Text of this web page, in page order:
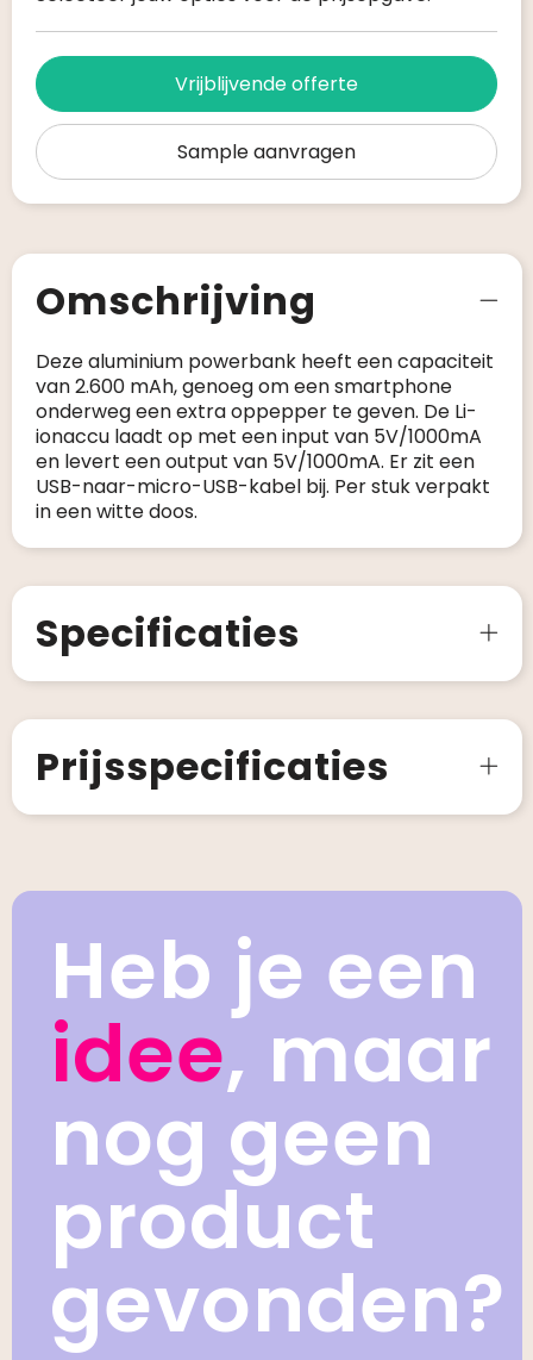
Vrijblijvende offerte
Sample aanvragen
Omschrijving
Deze aluminium powerbank heeft een capaciteit
van 2.600 mAh, genoeg om een smartphone
onderweg een extra oppepper te geven. De Li-
ionaccu laadt op met een input van 5V/1000mA
en levert een output van 5V/1000mA. Er zit een
USB-naar-micro-USB-kabel bij. Per stuk verpakt
in een witte doos.
Specificaties
Prijsspecificaties
Heb je een
idee, maar
nog geen
product
gevonden?